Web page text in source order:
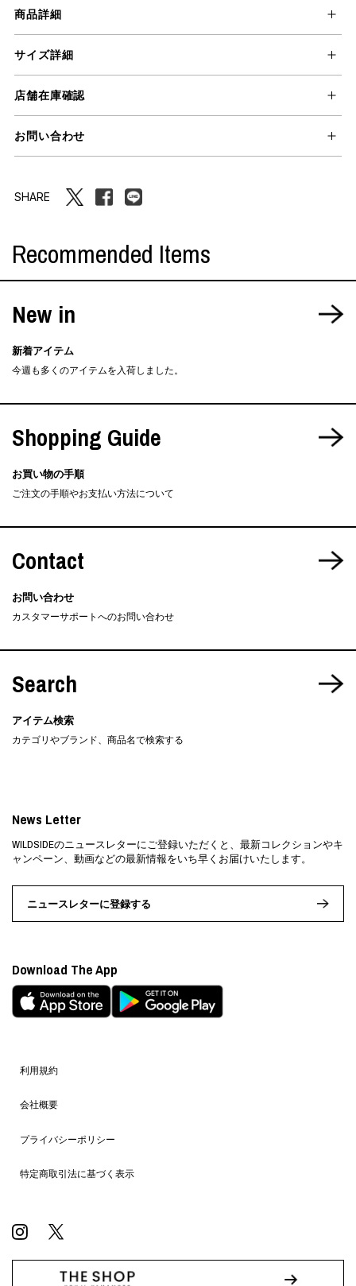
商品詳細
サイズ詳細
店舗在庫確認
お問い合わせ
SHARE
Recommended Items
New in
新着アイテム
今週も多くのアイテムを入荷しました。
Shopping Guide
お買い物の手順
ご注文の手順やお支払い方法について
Contact
お問い合わせ
カスタマーサポートへのお問い合わせ
Search
アイテム検索
カテゴリやブランド、商品名で検索する
利用規約
会社概要
プライバシーポリシー
特定商取引法に基づく表示
News Letter
WILDSIDEのニュースレターにご登録いただくと、最新コレクションやキ
ャンペーン、動画などの最新情報をいち早くお届けいたします。
ニュースレターに登録する
Download The App